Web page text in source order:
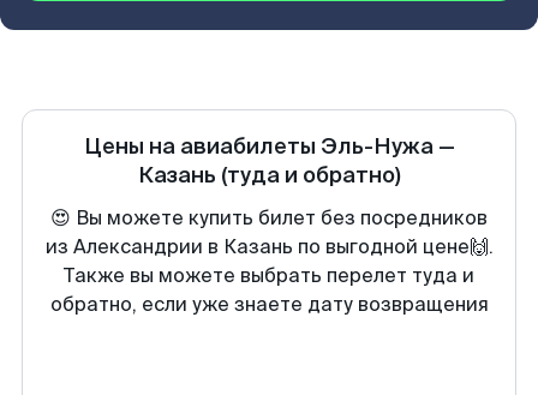
Цены на авиабилеты Эль-Нужа—
Казань (туда и обратно)
😍 Вы можете купить билет без посредников
из Александрии в Казань по выгодной цене🙌.
Также вы можете выбрать перелет туда и
обратно, если уже знаете дату возвращения